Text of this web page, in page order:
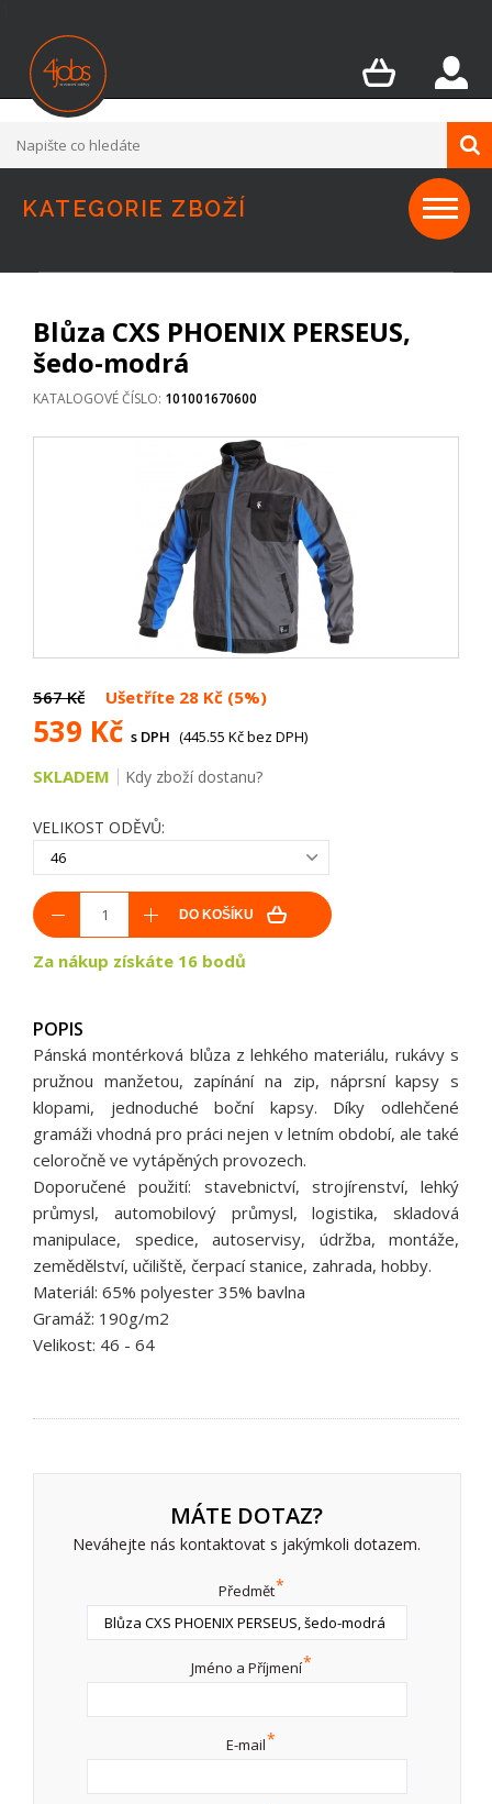
KATEGORIE ZBOŽÍ
Blůza CXS PHOENIX PERSEUS,
šedo-modrá
KATALOGOVÉ ČÍSLO: 101001670600
567 Kč Ušetříte 28 Kč (5%)
539 Kč s DPH (445.55 Kč bez DPH)
SKLADEM Kdy zboží dostanu?
VELIKOST ODĚVŮ:
46
DO KOŠÍKU
Za nákup získáte 16 bodů
POPIS
Pánská montérková blůza z lehkého materiálu, rukávy s
pružnou manžetou, zapínání na zip, náprsní kapsy s
klopami, jednoduché boční kapsy. Díky odlehčené
gramáži vhodná pro práci nejen v letním období, ale také
celoročně ve vytápěných provozech.
Doporučené použití: stavebnictví, strojírenství, lehký
průmysl, automobilový průmysl, logistika, skladová
manipulace, spedice, autoservisy, údržba, montáže,
zemědělství, učiliště, čerpací stanice, zahrada, hobby.
Materiál: 65% polyester 35% bavlna
Gramáž: 190g/m2
Velikost: 46 - 64
MÁTE DOTAZ?
Neváhejte nás kontaktovat s jakýmkoli dotazem.
Předmět*
Jméno a Příjmení*
E-mail*